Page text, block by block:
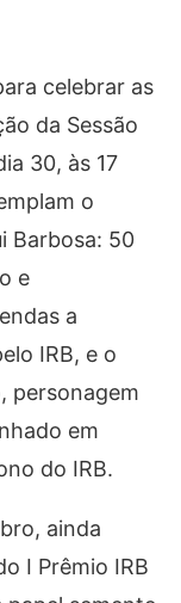
celebrar as
da Sessão
30, às 17
o
Barbosa: 50
e
a
IRB, e o
personagem
em
do IRB.
ainda
I Prêmio IRB